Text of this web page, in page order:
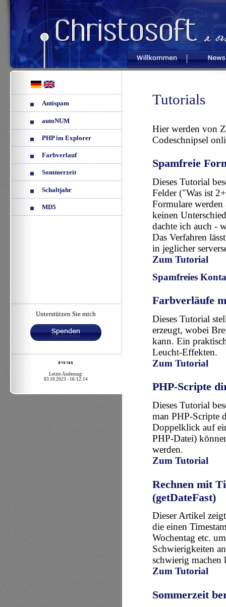
Willkommen News
Antispam
autoNUM
PHP im Explorer
Farbverlauf
Sommerzeit
Schaltjahr
MD5
Unterstützen Sie mich
Letzte Änderung:
03.10.2023 - 16:12:14
Tutorials
Hier werden von
Codeschnipsel
Spamfreie
Dieses Tutorial
Felder ("Was ist
Formulare werden
keinen
dachte ich auch -
Das Verfahren
in jeglicher
Zum Tutorial
Spamfreies
Farbverläufe
Dieses Tutorial
erzeugt, wobei
kann. Ein
Leucht-Effekten.
Zum Tutorial
PHP-Scripte
Dieses Tutorial
man PHP-Scripte
Doppelklick auf
PHP-Datei)
werden.
Zum Tutorial
Rechnen mit
(getDateFast)
Dieser Artikel
die einen
Wochentag etc.
Schwierigkeiten
schwierig machen
Zum Tutorial
Sommerzeit